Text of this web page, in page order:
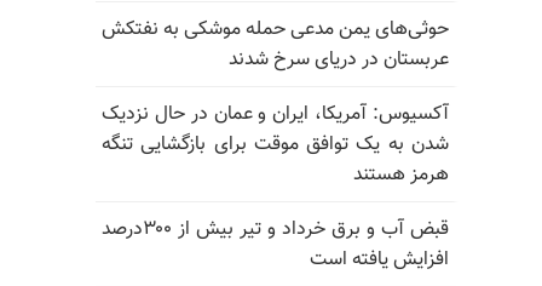
حوثی‌های یمن مدعی حمله موشکی به نفتکش
عربستان در دریای سرخ شدند
آکسیوس: آمریکا، ایران و عمان در حال نزدیک
شدن به یک توافق موقت برای بازگشایی تنگه
هرمز هستند
قبض آب و برق خرداد و تیر بیش از ۳۰۰درصد
افزایش یافته است